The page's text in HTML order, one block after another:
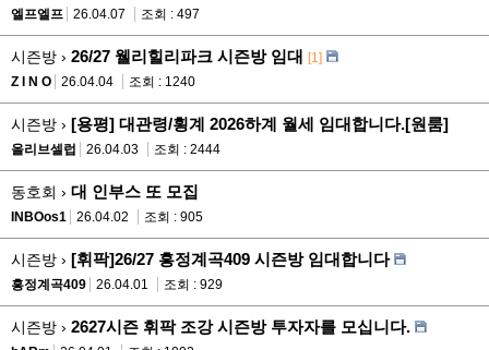
엘프엘프 26.04.07 조회 : 497
시즌방 › 26/27 웰리힐리파크 시즌방 임대 [1]
Z I N O
26.04.04 조회 : 1240
시즌방 › [용평] 대관령/횡계 2026하계 월세 임대합니다.[원룸]
올리브셀럽 26.04.03 조회 : 2444
동호회 › 대 인부스 또 모집
INBOos1 26.04.02 조회 : 905
시즌방 › [휘팍]26/27 흥정계곡409 시즌방 임대합니다
흥정계곡409 26.04.01 조회 : 929
시즌방 › 2627시즌 휘팍 조강 시즌방 투자자를 모십니다.